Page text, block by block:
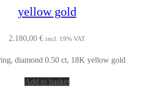
yellow gold
2.180,00 € incl. 19% VAT
diamond 0.50 ct, 18K yellow gold
Add to basket